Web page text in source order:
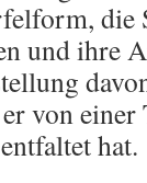
die
und ihre
von
hat.